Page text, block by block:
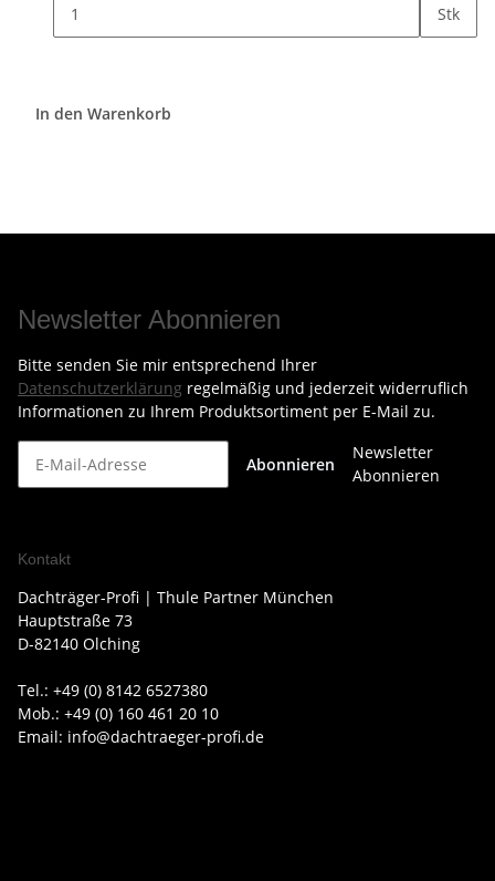
Stk
In den Warenkorb
Newsletter Abonnieren
Bitte senden Sie mir entsprechend Ihrer
Datenschutzerklärung regelmäßig und jederzeit widerruflich
Informationen zu Ihrem Produktsortiment per E-Mail zu.
Abonnieren
Newsletter
Abonnieren
Kontakt
Dachträger-Profi | Thule Partner München
Hauptstraße 73
D-82140 Olching
Tel.: +49 (0) 8142 6527380
Mob.: +49 (0) 160 461 20 10
Email: info@dachtraeger-profi.de